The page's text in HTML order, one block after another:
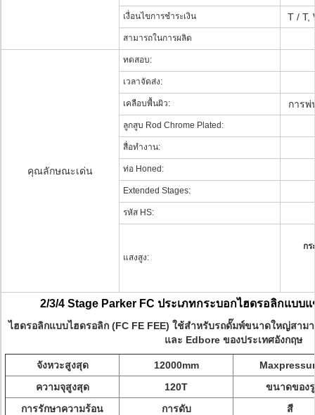
เงื่อนไขการชำระเงิน T / T,
สามารถในการผลิต
คุณลักษณะเด่น
ทดสอบ:
เวลาจัดส่ง:
เคลือบพื้นผิว: การพ่
ลูกสูบ Rod Chrome Plated:
สื่อทำงาน:
ท่อ Honed:
Extended Stages:
รหัส HS:
แสงสูง:
กร
2/3/4 Stage Parker FC ประเภทกระบอกไฮดรอลิกแบบ
ไฮดรอลิกแบบไฮดรอลิก (FC FE FEE) ใช้สำหรับรถดั๊มพ์ขนาดใหญ่สาม
และ Edbore ของประเทศอังกฤษ
จังหวะสูงสุด 12000mm
ความจุสูงสุด
120T
ขนาดของรู
การรักษาความร้อน
การดับ สี